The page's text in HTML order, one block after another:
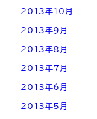
2013年10月
2013年9月
2013年8月
2013年7月
2013年6月
2013年5月